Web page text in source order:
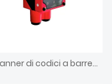
Scanner di codici a barre a montaggio fisso con messa a fuoco manuale industriale